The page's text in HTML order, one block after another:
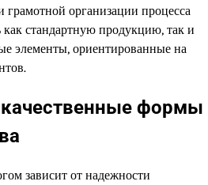
организации процесса
стандартную продукцию, так и
элементы, ориентированные на
качественные формы
зависит от надежности